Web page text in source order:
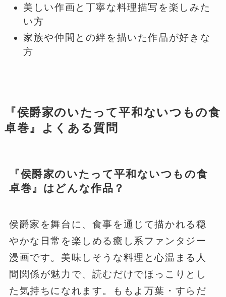
美しい作画と丁寧な料理描写を楽しみた
い方
家族や仲間との絆を描いた作品が好きな
方
『侯爵家のいたって平和ないつもの食
卓巻』よくある質問
『侯爵家のいたって平和ないつもの食
卓巻』はどんな作品？
侯爵家を舞台に、食事を通じて描かれる穏
やかな日常を楽しめる癒し系ファンタジー
漫画です。美味しそうな料理と心温まる人
間関係が魅力で、読むだけでほっこりとし
た気持ちになれます。ももよ万葉・すらだ